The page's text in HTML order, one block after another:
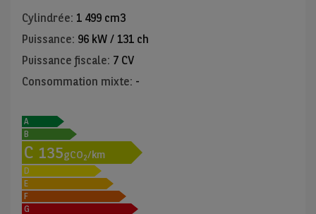
Cylindrée: 1 499 cm3
Puissance: 96 kW / 131 ch
Puissance fiscale: 7 CV
Consommation mixte: -
A
B
C 135gCO2/km
D
E
F
G